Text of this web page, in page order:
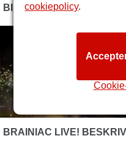
BILDER
BRAINIAC LIVE!
cookiepolicy.